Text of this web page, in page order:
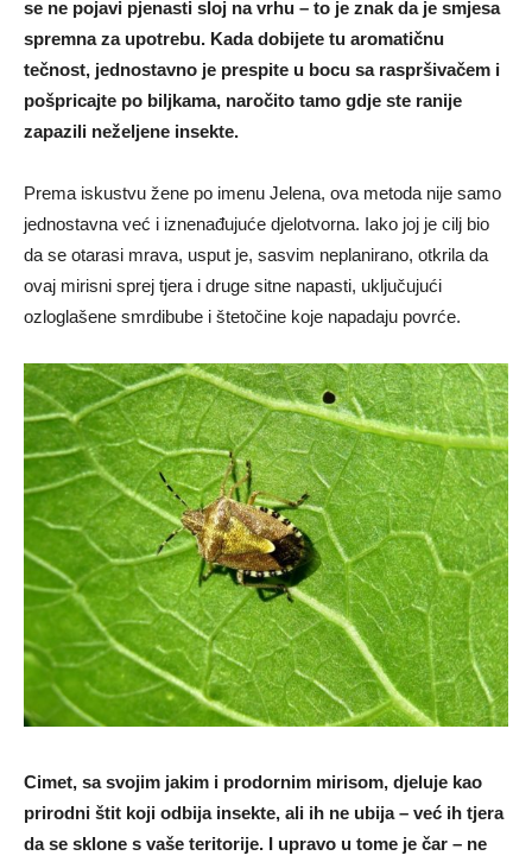
se ne pojavi pjenasti sloj na vrhu – to je znak da je smjesa
spremna za upotrebu. Kada dobijete tu aromatičnu
tečnost, jednostavno je prespite u bocu sa raspršivačem i
pošpricajte po biljkama, naročito tamo gdje ste ranije
zapazili neželjene insekte.
Prema iskustvu žene po imenu Jelena, ova metoda nije samo
jednostavna već i iznenađujuće djelotvorna. Iako joj je cilj bio
da se otarasi mrava, usput je, sasvim neplanirano, otkrila da
ovaj mirisni sprej tjera i druge sitne napasti, uključujući
ozloglašene smrdibube i štetočine koje napadaju povrće.
Cimet, sa svojim jakim i prodornim mirisom, djeluje kao
prirodni štit koji odbija insekte, ali ih ne ubija – već ih tjera
da se sklone s vaše teritorije. I upravo u tome je čar – ne